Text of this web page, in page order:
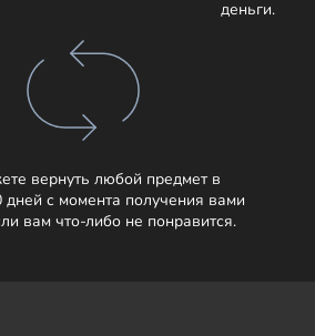
деньги.
вернуть любой предмет в
дней с момента получения вами
вам что-либо не понравится.